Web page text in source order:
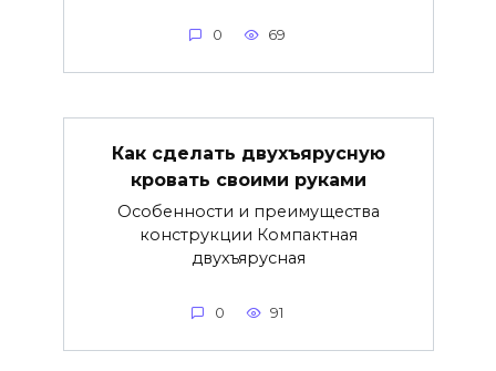
0 69
Как сделать двухъярусную
кровать своими руками
Особенности и преимущества
конструкции Компактная
двухъярусная
0 91